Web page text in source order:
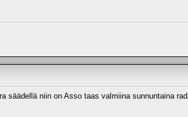
säädellä niin on Asso taas valmiina sunnuntaina